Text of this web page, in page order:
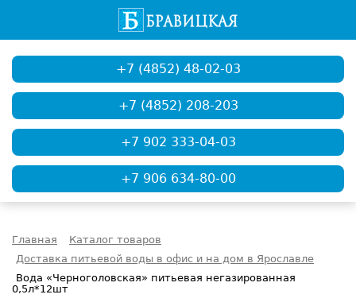
+7 (4852) 48-02-03
+7 (4852) 208-203
+7 902 333-04-03
+7 906 634-80-00
Главная
Каталог товаров
Доставка питьевой воды в офис и на дом в Ярославле
Вода «Черноголовская» питьевая негазированная
0,5л*12шт